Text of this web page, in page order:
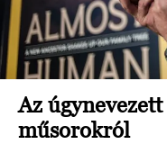
Az
műsorokról